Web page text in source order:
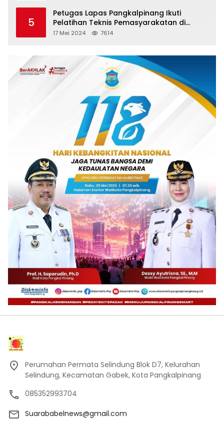
5
Petugas Lapas Pangkalpinang Ikuti
Pelatihan Teknis Pemasyarakatan di
Batam
17 Mei 2024 7614
Perumahan Permata Selindung Blok D7, Kelurahan
Selindung, Kecamatan Gabek, Kota Pangkalpinang
085352993704
Suarababelnews@gmail.com